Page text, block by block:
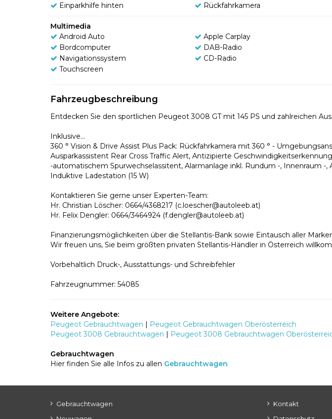
Einparkhilfe hinten
Rückfahrkamera
Multimedia
Android Auto
Apple Carplay
Bordcomputer
DAB-Radio
Navigationssystem
CD-Radio
Touchscreen
Fahrzeugbeschreibung
Entdecken Sie den sportlichen Peugeot 3008 GT mit 145 PS und zahlreichen
Inklusive...
360 ° Vision & Drive Assist Plus Pack: Rückfahrkamera mit 360 ° -
Ausparkassistent Rear Cross Traffic Alert, Antizipierte
-automatischem Spurwechselassitent, Alarmanlage inkl. Rundum -, Innenraum -,
Induktive Ladestation (15 W)
Kontaktieren Sie gerne unser Experten-Team:
Hr. Christian Löscher: 0664/4368217 (c.loescher@autoleeb.at)
Hr. Felix Dengler: 0664/3464924 (f.dengler@autoleeb.at)
Finanzierungsmöglichkeiten über die Stellantis-Bank sowie Eintausch aller
Wir freuen uns, Sie beim größten privaten Stellantis-Händler in Österreich
Vorbehaltlich Druck-, Ausstattungs- und Schreibfehler
Fahrzeugnummer: 54085
Weitere Angebote:
Peugeot Gebrauchtwagen | Peugeot Gebrauchtwagen Oberösterreich
Peugeot 3008 Gebrauchtwagen | Peugeot 3008 Gebrauchtwagen
Gebrauchtwagen
Hier finden Sie alle Infos zu allen Gebrauchtwagen
Gebrauchtwagen
Kontakt